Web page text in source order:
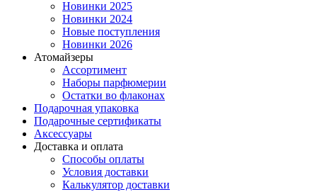
Новинки 2025
Новинки 2024
Новые поступления
Новинки 2026
Атомайзеры
Ассортимент
Наборы парфюмерии
Остатки во флаконах
Подарочная упаковка
Подарочные сертификаты
Аксессуары
Доставка и оплата
Способы оплаты
Условия доставки
Калькулятор доставки